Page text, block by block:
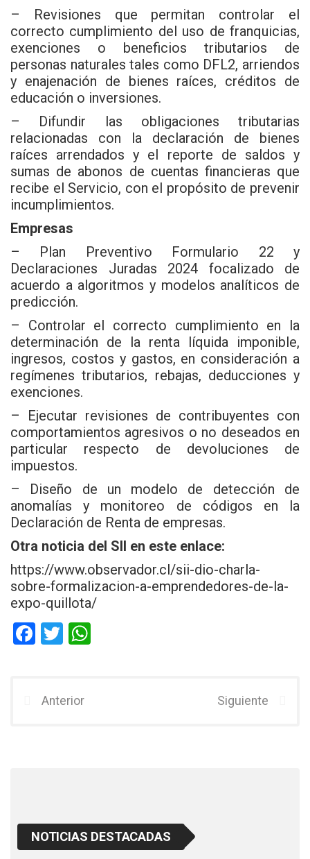
– Revisiones que permitan controlar el
correcto cumplimiento del uso de franquicias,
exenciones o beneficios tributarios de
personas naturales tales como DFL2, arriendos
y enajenación de bienes raíces, créditos de
educación o inversiones.
– Difundir las obligaciones tributarias
relacionadas con la declaración de bienes
raíces arrendados y el reporte de saldos y
sumas de abonos de cuentas financieras que
recibe el Servicio, con el propósito de prevenir
incumplimientos.
Empresas
– Plan Preventivo Formulario 22 y
Declaraciones Juradas 2024 focalizado de
acuerdo a algoritmos y modelos analíticos de
predicción.
– Controlar el correcto cumplimiento en la
determinación de la renta líquida imponible,
ingresos, costos y gastos, en consideración a
regímenes tributarios, rebajas, deducciones y
exenciones.
– Ejecutar revisiones de contribuyentes con
comportamientos agresivos o no deseados en
particular respecto de devoluciones de
impuestos.
– Diseño de un modelo de detección de
anomalías y monitoreo de códigos en la
Declaración de Renta de empresas.
Otra noticia del SII en este enlace:
https://www.observador.cl/sii-dio-charla-
sobre-formalizacion-a-emprendedores-de-la-
expo-quillota/
F
b
T
er
Anterior Siguiente
NOTICIAS DESTACADAS